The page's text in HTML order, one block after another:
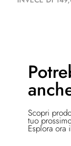
Scopri
tuo
Esplora ora